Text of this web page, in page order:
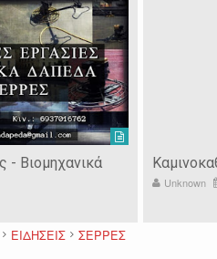
- Βιομηχανικά
Unknown
ΕΙΔΗΣΕΙΣ ΣΕΡΡΕΣ